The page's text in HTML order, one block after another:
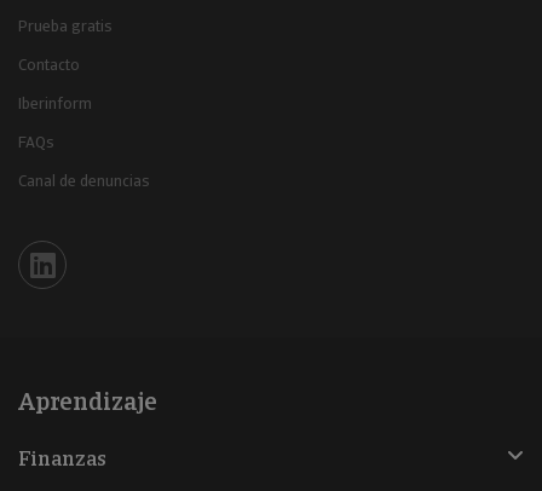
Prueba gratis
Contacto
Iberinform
FAQs
Canal de denuncias
Iberinform en Linkedin
Aprendizaje
Finanzas